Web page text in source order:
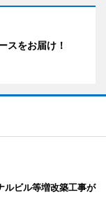
スをお届け！
ルビル等増改築工事が